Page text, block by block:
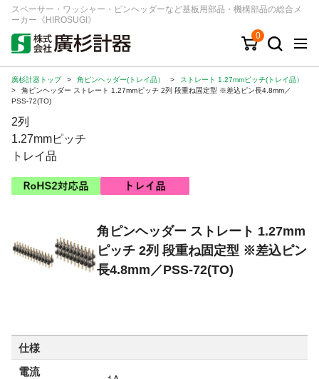
スペーサー・ワッシャー・ピンヘッダーなど基板用部品・機構部品の総合メ
ーカー《HIROSUGI》
0
キーワード 品番/シリーズ
商品カテゴリから探す
ジャンルから探す
シリーズから探す
注文・見積りについて
ご利用ガイド
廣杉計器トップ > 角ピンヘッダー(トレイ品） >
ストレート 1.27mmピッチ(トレイ品）
>
角ピンヘッダー ストレート 1.27mmピッチ 2列 段重ね固定型 ※差込ピン長4.8mm／
PSS-72(TO)
2列
1.27mmピッチ
トレイ品
角ピンヘッダー ストレート 1.27mm
ピッチ 2列 段重ね固定型 ※差込ピン
長4.8mm／PSS-72(TO)
仕様
電流